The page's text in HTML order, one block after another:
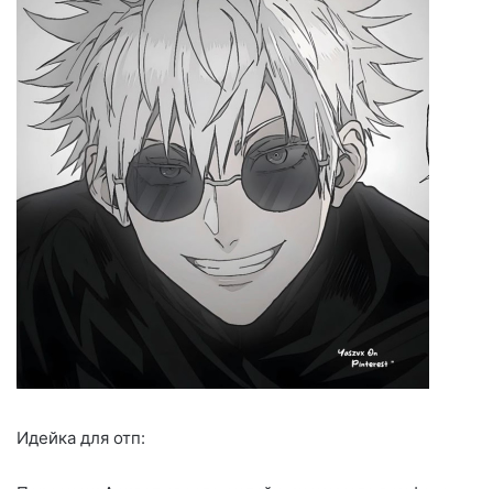
Идейка для отп: